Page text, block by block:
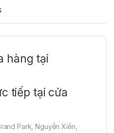
hàng tại
tiếp tại cửa
Park, Nguyễn Xiển,